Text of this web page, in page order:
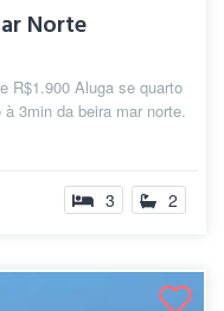
Norte
R$1.900 Aluga se quarto
3min da beira mar norte.
3 2